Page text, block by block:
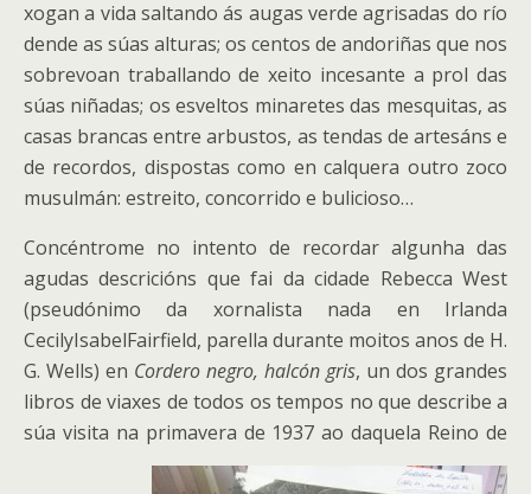
xogan a vida saltando ás augas verde agrisadas do río
dende as súas alturas; os centos de andoriñas que nos
sobrevoan traballando de xeito incesante a prol das
súas niñadas; os esveltos minaretes das mesquitas, as
casas brancas entre arbustos, as tendas de artesáns e
de recordos, dispostas como en calquera outro zoco
musulmán: estreito, concorrido e bulicioso…
Concéntrome no intento de recordar algunha das
agudas descricións que fai da cidade Rebecca West
(pseudónimo da xornalista nada en Irlanda
CecilyIsabelFairfield, parella durante moitos anos de H.
G. Wells) en Cordero negro, halcón gris, un dos grandes
libros de viaxes de todos os tempos no que describe a
súa visita na primavera de 1937 ao daquela Reino de